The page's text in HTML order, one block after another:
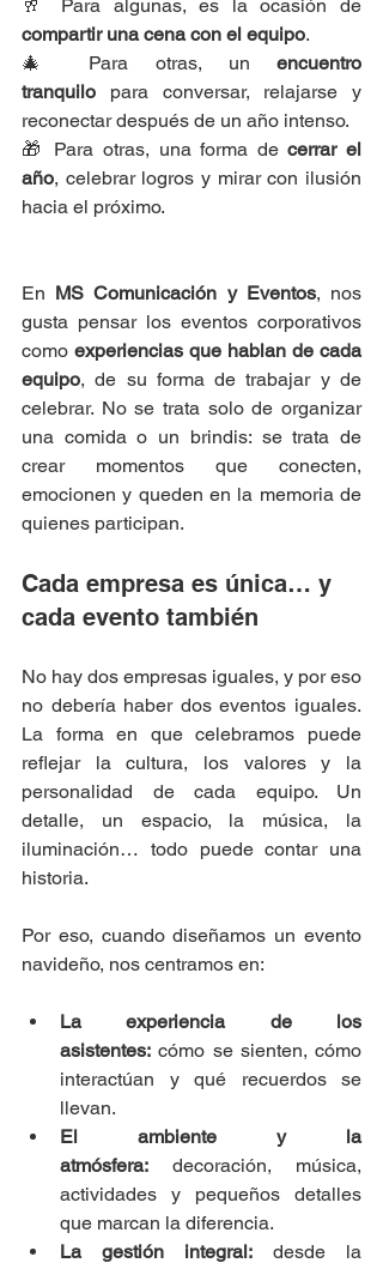
compartir una cena con el equipo.
🎄 Para otras, un encuentro
tranquilo para conversar, relajarse y
reconectar después de un año intenso.
🎁 Para otras, una forma de cerrar el
año, celebrar logros y mirar con ilusión
hacia el próximo.
En MS Comunicación y Eventos, nos
gusta pensar los eventos corporativos
como experiencias que hablan de cada
equipo, de su forma de trabajar y de
celebrar. No se trata solo de organizar
una comida o un brindis: se trata de
crear momentos que conecten,
emocionen y queden en la memoria de
quienes participan.
Cada empresa es única… y
cada evento también
No hay dos empresas iguales, y por eso
no debería haber dos eventos iguales.
La forma en que celebramos puede
reflejar la cultura, los valores y la
personalidad de cada equipo. Un
detalle, un espacio, la música, la
iluminación… todo puede contar una
historia.
Por eso, cuando diseñamos un evento
navideño, nos centramos en:
La experiencia de los
asistentes: cómo se sienten, cómo
interactúan y qué recuerdos se
llevan.
El ambiente y la
atmósfera: decoración, música,
actividades y pequeños detalles
que marcan la diferencia.
La gestión integral: desde la